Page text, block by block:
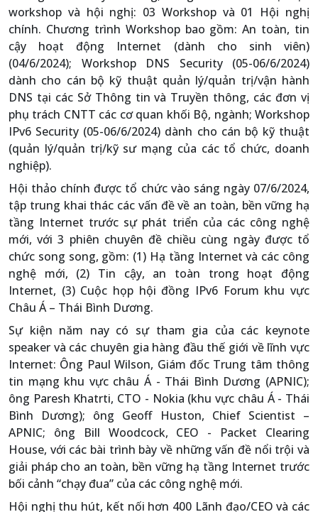
workshop và hội nghị: 03 Workshop và 01 Hội nghị
chính. Chương trình Workshop bao gồm: An toàn, tin
cậy hoạt động Internet (dành cho sinh viên)
(04/6/2024); Workshop DNS Security (05-06/6/2024)
dành cho cán bộ kỹ thuật quản lý/quản trị/vận hành
DNS tại các Sở Thông tin và Truyền thông, các đơn vị
phụ trách CNTT các cơ quan khối Bộ, ngành; Workshop
IPv6 Security (05-06/6/2024) dành cho cán bộ kỹ thuật
(quản lý/quản trị/kỹ sư mạng của các tổ chức, doanh
nghiệp).
Hội thảo chính được tổ chức vào sáng ngày 07/6/2024,
tập trung khai thác các vấn đề về an toàn, bền vững hạ
tầng Internet trước sự phát triển của các công nghệ
mới, với 3 phiên chuyên đề chiều cùng ngày được tổ
chức song song, gồm: (1) Hạ tầng Internet và các công
nghệ mới, (2) Tin cậy, an toàn trong hoạt động
Internet, (3) Cuộc họp hội đồng IPv6 Forum khu vực
Châu Á – Thái Bình Dương.
Sự kiện năm nay có sự tham gia của các keynote
speaker và các chuyên gia hàng đầu thế giới về lĩnh vực
Internet: Ông Paul Wilson, Giám đốc Trung tâm thông
tin mạng khu vực châu Á - Thái Bình Dương (APNIC);
ông Paresh Khatrti, CTO - Nokia (khu vực châu Á - Thái
Bình Dương); ông Geoff Huston, Chief Scientist –
APNIC; ông Bill Woodcock, CEO - Packet Clearing
House, với các bài trình bày về những vấn đề nổi trội và
giải pháp cho an toàn, bền vững hạ tầng Internet trước
bối cảnh “chạy đua” của các công nghệ mới.
Hội nghị thu hút, kết nối hơn 400 Lãnh đạo/CEO và các